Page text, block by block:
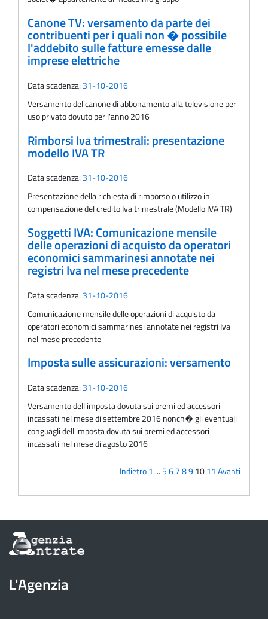
Canone TV: versamento da parte dei
contribuenti per i quali non � possibile
l'addebito sulle fatture emesse dalle
imprese elettriche
Data scadenza: 31-10-2016
Versamento del canone di abbonamento alla televisione per
uso privato dovuto per l'anno 2016
Rimborsi Iva trimestrali: presentazione
modello IVA TR
Data scadenza: 31-10-2016
Presentazione della richiesta di rimborso o utilizzo in
compensazione del credito Iva trimestrale (Modello IVA TR)
Soggetti IVA: Comunicazione mensile
delle operazioni di acquisto da operatori
economici sammarinesi annotate nei
registri Iva nel mese precedente
Data scadenza: 31-10-2016
Comunicazione mensile delle operazioni di acquisto da
operatori economici sammarinesi annotate nei registri Iva
nel mese precedente
Imposta sulle assicurazioni: versamento
Data scadenza: 31-10-2016
Versamento dell'imposta dovuta sui premi ed accessori
incassati nel mese di settembre 2016 nonch� gli eventuali
conguagli dell'imposta dovuta sui premi ed accessori
incassati nel mese di agosto 2016
Indietro1 ... 567891011 Avanti
Informazioni
sul
dell'Agenzia
delle
Entrate
L'Agenzia